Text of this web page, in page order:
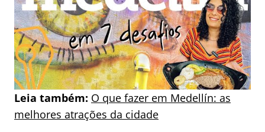
Leia também: O que fazer em Medellín: as
melhores atrações da cidade